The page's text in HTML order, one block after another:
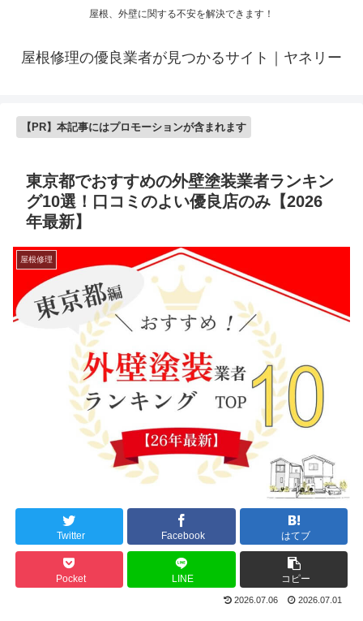
屋根、外壁に関する不安を解決できます！
屋根修理の優良業者が見つかるサイト｜ヤネリー
【PR】本記事にはプロモーションが含まれます
東京都でおすすめの外壁塗装業者ランキン
グ10選！口コミのよい優良店のみ【2026
年最新】
屋根修理
Twitter Facebook はてブ
Pocket LINE コピー
2026.07.06 2026.07.01